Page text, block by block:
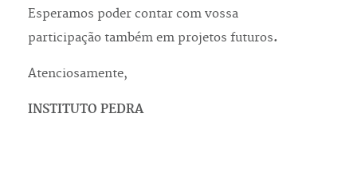
Esperamos poder contar com vossa
participação também em projetos futuros.
Atenciosamente,
INSTITUTO PEDRA